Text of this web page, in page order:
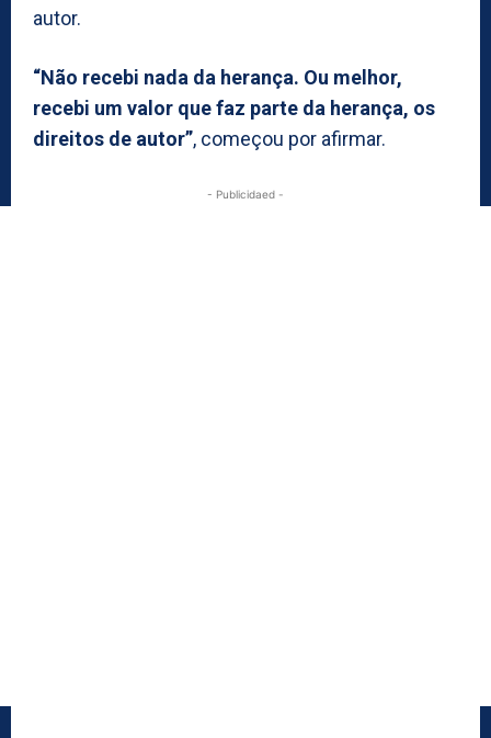
autor.
“Não recebi nada da herança. Ou melhor,
recebi um valor que faz parte da herança, os
direitos de autor”, começou por afirmar.
- Publicidaed -